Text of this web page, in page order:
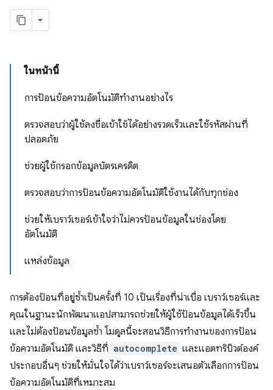
ในหน้านี้
การป้อนข้อความอัตโนมัติทำงานอย่างไร
ตรวจสอบว่าผู้ใช้ลงชื่อเข้าใช้ได้อย่างรวดเร็วและใช้รหัสผ่านที่
ปลอดภัย
ช่วยผู้ใช้กรอกข้อมูลบัตรเครดิต
ตรวจสอบว่าการป้อนข้อความอัตโนมัติใช้งานได้กับทุกช่อง
ช่วยให้เบราว์เซอร์เข้าใจว่าไม่ควรป้อนข้อมูลในช่องโดย
อัตโนมัติ
แหล่งข้อมูล
การต้องป้อนที่อยู่ซ้ำเป็นครั้งที่ 10 เป็นเรื่องที่น่าเบื่อ เบราว์เซอร์และ
คุณในฐานะนักพัฒนาแอปสามารถช่วยให้ผู้ใช้ป้อนข้อมูลได้เร็วขึ้น
และไม่ต้องป้อนข้อมูลซ้ำ โมดูลนี้จะสอนวิธีการทำงานของการป้อน
ข้อความอัตโนมัติ และวิธีที่ autocomplete และแอตทริบิวต์องค์
ประกอบอื่นๆ ช่วยให้มั่นใจได้ว่าเบราว์เซอร์จะเสนอตัวเลือกการป้อน
ข้อความอัตโนมัติที่เหมาะสม